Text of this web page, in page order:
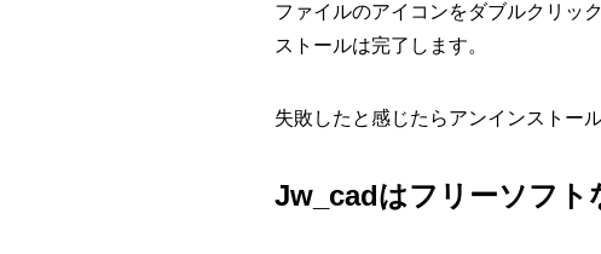
ファイルのアイコンをダブルクリッ
ストールは完了します。
失敗したと感じたらアンインストー
Jw_cadはフリーソフト